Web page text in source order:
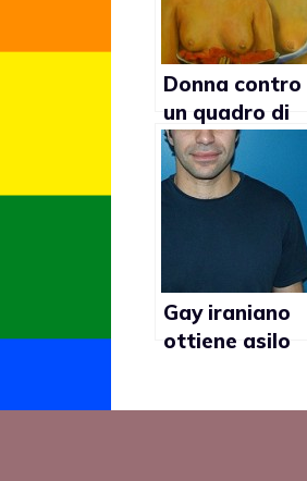
Donna contro
un quadro di
Gaugin perchè
troppo
omosessuale
Gay iraniano
ottiene asilo